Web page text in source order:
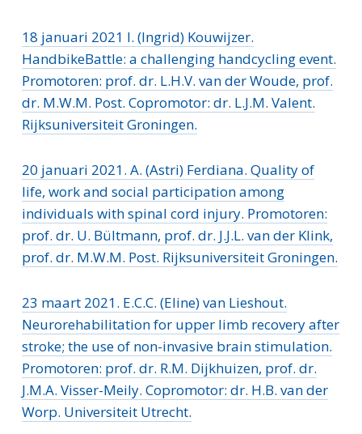
18 januari 2021 I. (Ingrid) Kouwijzer.
HandbikeBattle: a challenging handcycling event.
Promotoren: prof. dr. L.H.V. van der Woude, prof.
dr. M.W.M. Post. Copromotor: dr. L.J.M. Valent.
Rijksuniversiteit Groningen.
20 januari 2021. A. (Astri) Ferdiana. Quality of
life, work and social participation among
individuals with spinal cord injury. Promotoren:
prof. dr. U. Bültmann, prof. dr. J.J.L. van der Klink,
prof. dr. M.W.M. Post. Rijksuniversiteit Groningen.
23 maart 2021. E.C.C. (Eline) van Lieshout.
Neurorehabilitation for upper limb recovery after
stroke; the use of non-invasive brain stimulation.
Promotoren: prof. dr. R.M. Dijkhuizen, prof. dr.
J.M.A. Visser-Meily. Copromotor: dr. H.B. van der
Worp. Universiteit Utrecht.